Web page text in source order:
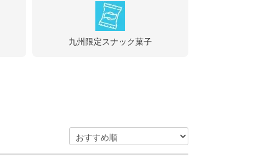
九州限定スナック菓子